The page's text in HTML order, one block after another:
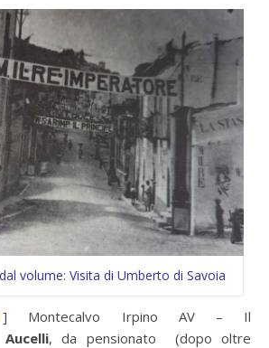
volume: Visita di Umberto di Savoia
] Montecalvo Irpino AV – Il
, da pensionato (dopo oltre